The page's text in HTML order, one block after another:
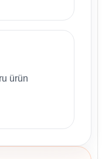
ürün